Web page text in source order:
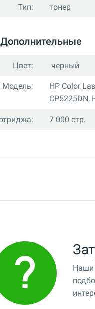
Тип: тонер
Дополнительные
Цвет: черный
Модель:
HP Color
CP5225DN,
7 000 стр.
Наши